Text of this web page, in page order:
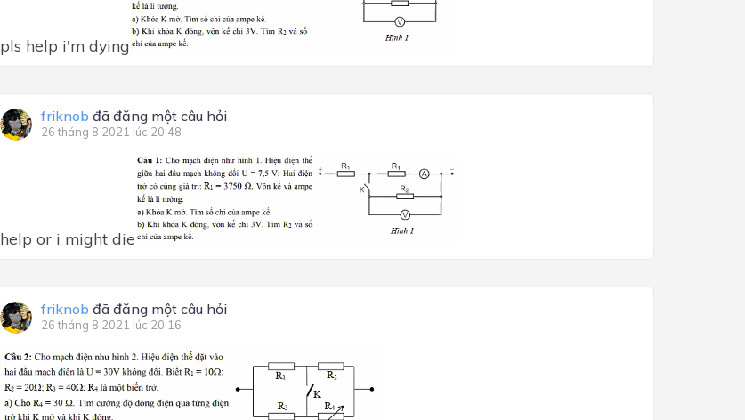
pls help i'm dying
friknob đã đăng một câu hỏi
26 tháng 8 2021 lúc 20:48
help or i might die
friknob đã đăng một câu hỏi
26 tháng 8 2021 lúc 20:16